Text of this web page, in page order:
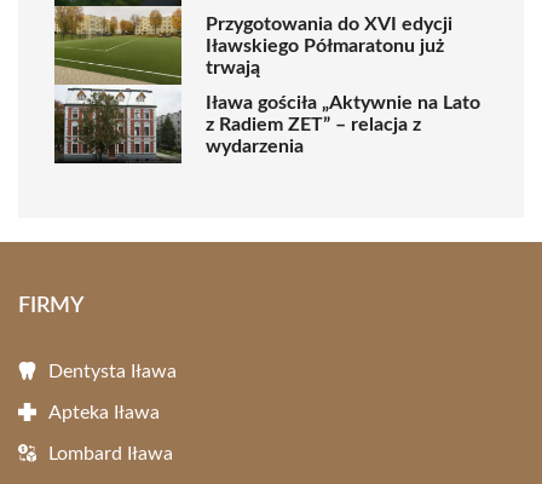
Przygotowania do XVI edycji
Iławskiego Półmaratonu już
trwają
Iława gościła „Aktywnie na Lato
z Radiem ZET” – relacja z
wydarzenia
FIRMY
Dentysta Iława
Apteka Iława
Lombard Iława